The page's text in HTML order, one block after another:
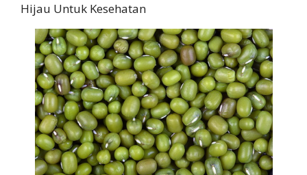
Hijau Untuk Kesehatan